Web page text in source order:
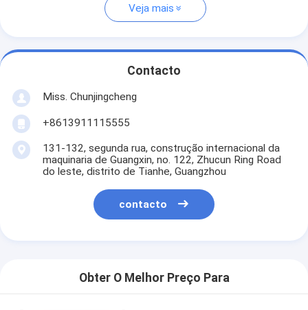
Veja mais
Contacto
Miss. Chunjingcheng
+8613911115555
131-132, segunda rua, construção internacional da
maquinaria de Guangxin, no. 122, Zhucun Ring Road
do leste, distrito de Tianhe, Guangzhou
contacto
Obter O Melhor Preço Para